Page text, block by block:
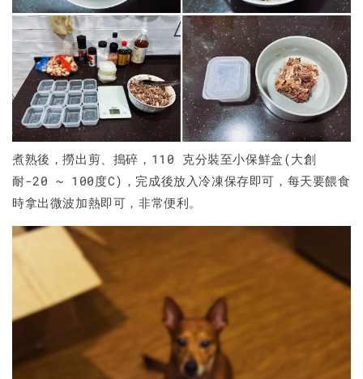
煮熟後，撈出剪、搗碎，110 克分裝至小保鮮盒(大創
耐-20 ~ 100度C)，完成後放入冷凍保存即可，每天要餵食
時拿出微波加熱即可，非常便利。